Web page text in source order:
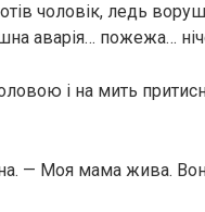
чоловік, ледь
аварія… пожежа…
і на мить
— Моя мама жива.